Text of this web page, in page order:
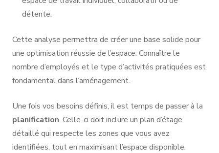
détente.
Cette analyse permettra de créer une base solide pour
une optimisation réussie de l’espace. Connaître le
nombre d’employés et le type d’activités pratiquées est
fondamental dans l’aménagement.
Une fois vos besoins définis, il est temps de passer à la
planification. Celle-ci doit inclure un plan d’étage
détaillé qui respecte les zones que vous avez
identifiées, tout en maximisant l’espace disponible.